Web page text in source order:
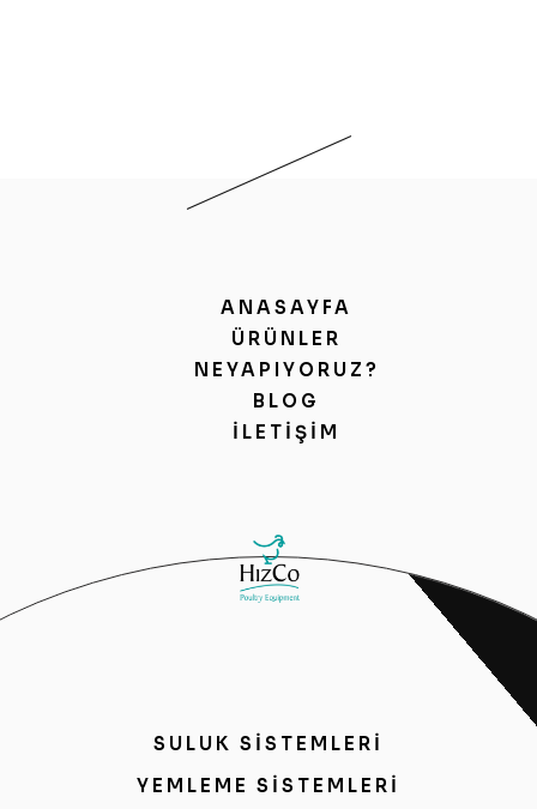
ANASAYFA
ÜRÜNLER
NEYAPIYORUZ?
BLOG
İLETIŞIM
SULUK SİSTEMLERİ
YEMLEME SİSTEMLERİ